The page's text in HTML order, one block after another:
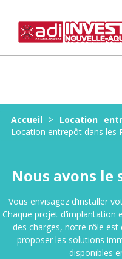
content
Accueil > Location
Location entrepôt dans les
Nous avons le
Vous envisagez d’installer
Chaque projet
des charges, notre rôle
proposer les solutions
disponibles